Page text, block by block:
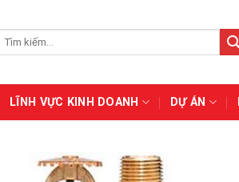
Tìm
LĨNH VỰC KINH DOANH DỰ ÁN